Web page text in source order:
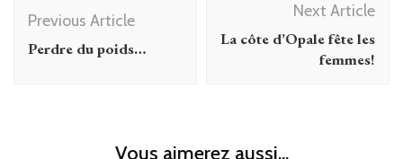
Navigation
Previous Article
Perdre du poids…
Next Article
La côte d’Opale fête les
femmes!
Vous aimerez aussi...